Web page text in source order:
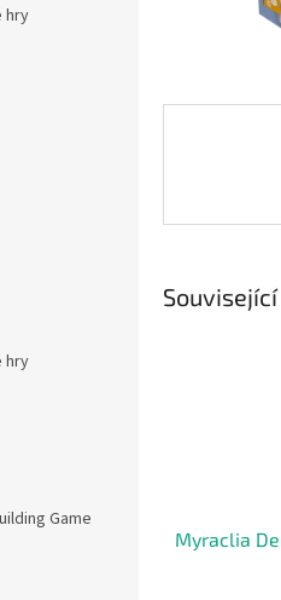
hry
hry
Game
Myraclia